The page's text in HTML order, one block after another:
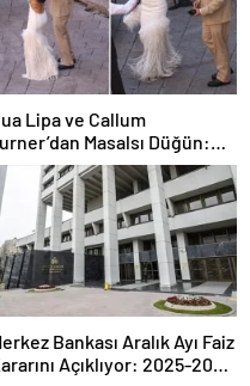
Lipa ve Callum
Masalsı Düğün:
Dudak Uçuklattı
Bankası Aralık Ayı Faiz
Açıklıyor: 2025-2026